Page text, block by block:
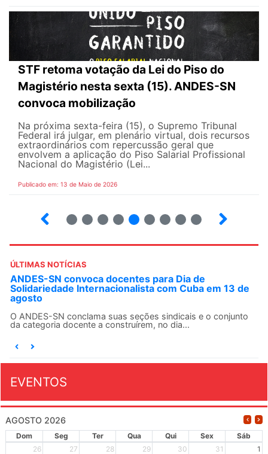
STF retoma votação da Lei do Piso do
Magistério nesta sexta (15). ANDES-SN
convoca mobilização
Na próxima sexta-feira (15), o Supremo Tribunal
Federal irá julgar, em plenário virtual, dois recursos
extraordinários com repercussão geral que
envolvem a aplicação do Piso Salarial Profissional
Nacional do Magistério (Lei...
Publicado em: 13 de Maio de 2026
ÚLTIMAS NOTÍCIAS
ANDES-SN convoca docentes para Dia de
Solidariedade Internacionalista com Cuba em 13 de
agosto
O ANDES-SN conclama suas seções sindicais e o conjunto
da categoria docente a construírem, no dia...
EVENTOS
AGOSTO 2026
Dom Seg Ter Qua Qui Sex
Sáb
26
27 28 29 30 31 1